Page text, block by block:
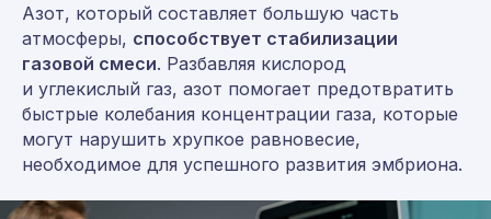
Азот, который составляет большую часть
атмосферы, способствует стабилизации
газовой смеси. Разбавляя кислород
и углекислый газ, азот помогает предотвратить
быстрые колебания концентрации газа, которые
могут нарушить хрупкое равновесие,
необходимое для успешного развития эмбриона.